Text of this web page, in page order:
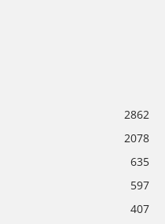
2862
2078
635
597
407